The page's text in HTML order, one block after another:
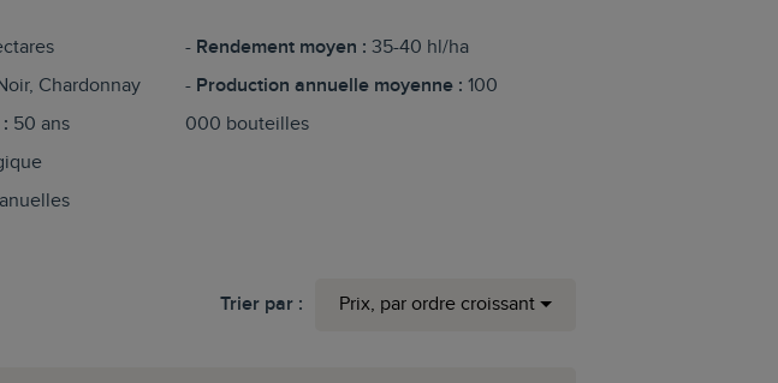
Chardonnay
50 ans
Rendement moyen : 35-40 hl/ha
Production annuelle moyenne :
000 bouteilles
Trier par : Prix, par ordre croissant